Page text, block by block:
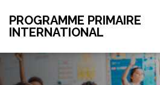
PROGRAMME PRIMAIRE
INTERNATIONAL